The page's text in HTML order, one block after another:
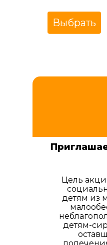
Выбрать
Цель
детям из
детям-